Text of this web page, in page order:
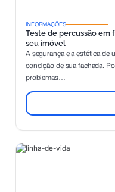
INFORMAÇÕES
Teste de percussão em
seu imóvel
A segurança e a estética de
condição de sua fachada.
problemas…